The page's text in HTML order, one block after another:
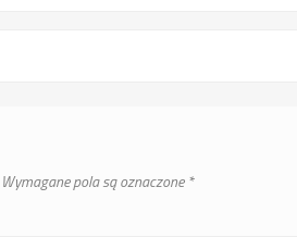
Wymagane pola są oznaczone*